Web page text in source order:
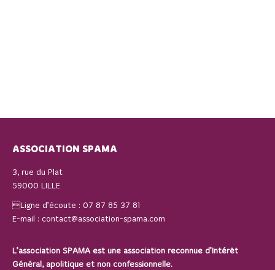
ASSOCIATION SPAMA
3, rue du Plat
59000 LILLE
Ligne d’écoute : 07 87 85 37 81
E-mail : contact@association-spama.com
L’association SPAMA est une association reconnue d’Intérêt
Général, apolitique et non confessionnelle.